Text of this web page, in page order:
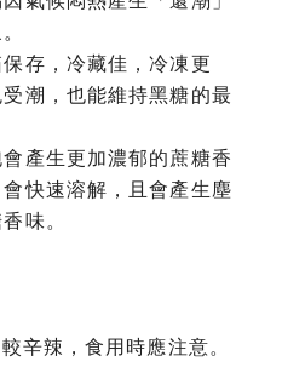
存，冷藏佳，冷凍更
潮，也能維持黑糖的最
產生更加濃郁的蔗糖香
快速溶解，且會產生塵
味。
辛辣，食用時應注意。